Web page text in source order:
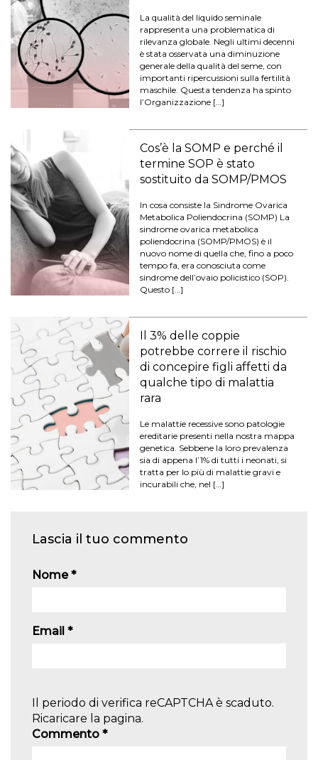
La qualità del liquido seminale
rappresenta una problematica di
rilevanza globale. Negli ultimi decenni
è stata osservata una diminuzione
generale della qualità del seme, con
importanti ripercussioni sulla fertilità
maschile. Questa tendenza ha spinto
l’Organizzazione […]
Cos’è la SOMP e perché il
termine SOP è stato
sostituito da SOMP/PMOS
In cosa consiste la Sindrome Ovarica
Metabolica Poliendocrina (SOMP) La
sindrome ovarica metabolica
poliendocrina (SOMP/PMOS) è il
nuovo nome di quella che, fino a poco
tempo fa, era conosciuta come
sindrome dell’ovaio policistico (SOP).
Questo […]
Il 3% delle coppie
potrebbe correre il rischio
di concepire figli affetti da
qualche tipo di malattia
rara
Le malattie recessive sono patologie
ereditarie presenti nella nostra mappa
genetica. Sebbene la loro prevalenza
sia di appena l’1% di tutti i neonati, si
tratta per lo più di malattie gravi e
incurabili che, nel […]
Lascia il tuo commento
Nome*
Email *
Il periodo di verifica reCAPTCHA è scaduto.
Ricaricare la pagina.
Commento *